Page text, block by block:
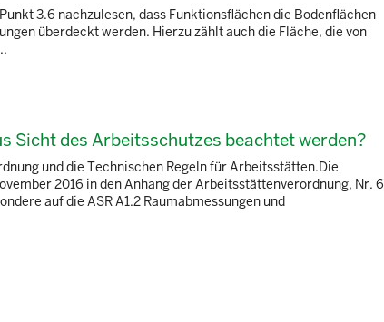
3.6 nachzulesen, dass Funktionsflächen die Bodenflächen
überdeckt werden. Hierzu zählt auch die Fläche, die von
Sicht des Arbeitsschutzes beachtet werden?
und die Technischen Regeln für Arbeitsstätten.Die
2016 in den Anhang der Arbeitsstättenverordnung, Nr. 6
auf die ASR A1.2 Raumabmessungen und